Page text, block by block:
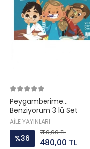
Peygamberime
Benziyorum 3 lü Set
Hatice Kübra Tongar Aile
Yayın
AİLE YAYINLARI
%36
750,00 TL
480,00 TL